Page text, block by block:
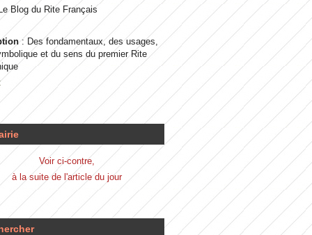
Blog du Rite Français
: Des fondamentaux, des usages,
et du sens du premier Rite
Voir ci-contre,
à la suite de l'article du jour